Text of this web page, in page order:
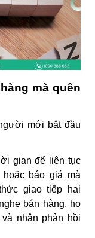
mà quên
mới bắt đầu
gian để liên tục
báo giá mà
giao tiếp hai
bán hàng, họ
nhận phản hồi